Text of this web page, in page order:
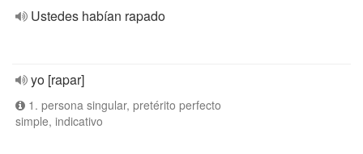
Ustedes habían rapado
yo [rapar]
1. persona singular, pretérito perfecto
simple, indicativo